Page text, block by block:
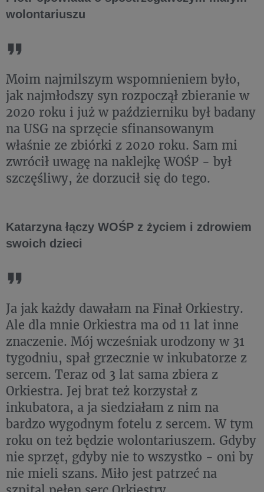
wolontariuszu
Moim najmilszym wspomnieniem było,
jak najmłodszy syn rozpoczął zbieranie w
2020 roku i już w październiku był badany
na USG na sprzęcie sfinansowanym
właśnie ze zbiórki z 2020 roku. Sam mi
zwrócił uwagę na naklejkę WOŚP - był
szczęśliwy, że dorzucił się do tego.
Katarzyna łączy WOŚP z życiem i zdrowiem
swoich dzieci
Ja jak każdy dawałam na Finał Orkiestry.
Ale dla mnie Orkiestra ma od 11 lat inne
znaczenie. Mój wcześniak urodzony w 31
tygodniu, spał grzecznie w inkubatorze z
sercem. Teraz od 3 lat sama zbiera z
Orkiestra. Jej brat też korzystał z
inkubatora, a ja siedziałam z nim na
bardzo wygodnym fotelu z sercem. W tym
roku on też będzie wolontariuszem. Gdyby
nie sprzęt, gdyby nie to wszystko - oni by
nie mieli szans. Miło jest patrzeć na